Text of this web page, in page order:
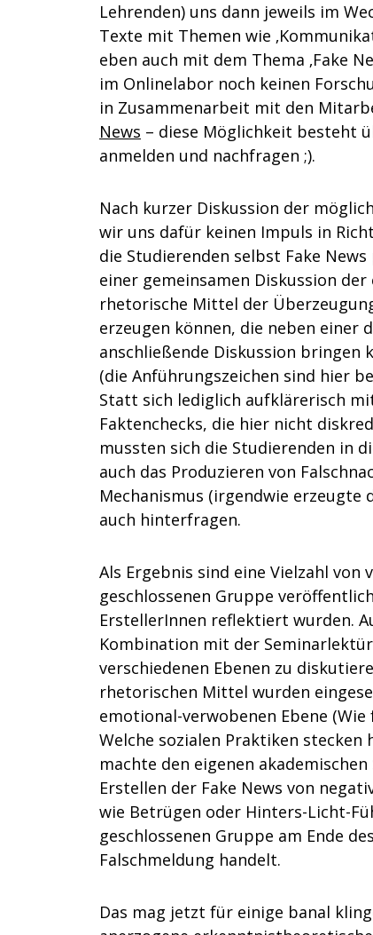
Lehrenden) uns dann jeweils im
Texte mit Themen wie
eben auch mit dem Thema ‚Fake
im Onlinelabor noch keinen
in Zusammenarbeit mit den
News – diese Möglichkeit besteht
anmelden und nachfragen ;).
Nach kurzer Diskussion der
wir uns dafür keinen Impuls in
die Studierenden selbst Fake
einer gemeinsamen Diskussion
rhetorische Mittel der
erzeugen können, die neben
anschließende Diskussion bringen
(die Anführungszeichen sind hier
Statt sich lediglich aufklärerisch
Faktenchecks, die hier nicht
mussten sich die Studierenden in
auch das Produzieren von
Mechanismus (irgendwie erzeugte
auch hinterfragen.
Als Ergebnis sind eine Vielzahl
geschlossenen Gruppe
ErstellerInnen reflektiert wurden.
Kombination mit der
verschiedenen Ebenen zu
rhetorischen Mittel wurden
emotional-verwobenen Ebene
Welche sozialen Praktiken
machte den eigenen
Erstellen der Fake News von
wie Betrügen oder Hinters-Licht-
geschlossenen Gruppe am Ende
Falschmeldung handelt.
Das mag jetzt für einige banal